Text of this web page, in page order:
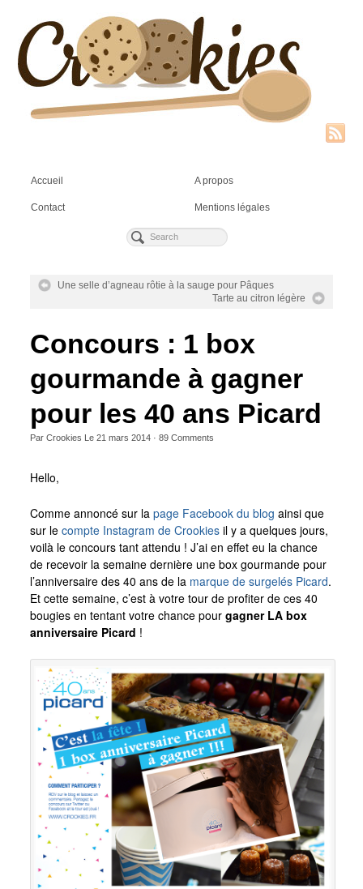
Accueil A propos
Contact Mentions légales
Une selle d’agneau rôtie à la sauge pour Pâques
Tarte au citron légère
Concours : 1 box
gourmande à gagner
pour les 40 ans Picard
Par Crookies Le 21 mars 2014· 89Comments
Hello,
Comme annoncé sur la page Facebook du blog ainsi que
sur le compte Instagram de Crookiesil y a quelques jours,
voilà le concours tant attendu ! J’ai en effet eu la chance
de recevoir la semaine dernière une box gourmande pour
l’anniversaire des 40 ans de la marque de surgelés Picard.
Et cette semaine, c’est à votre tour de profiter de ces 40
bougies en tentant votre chance pour gagner LA box
anniversaire Picard !